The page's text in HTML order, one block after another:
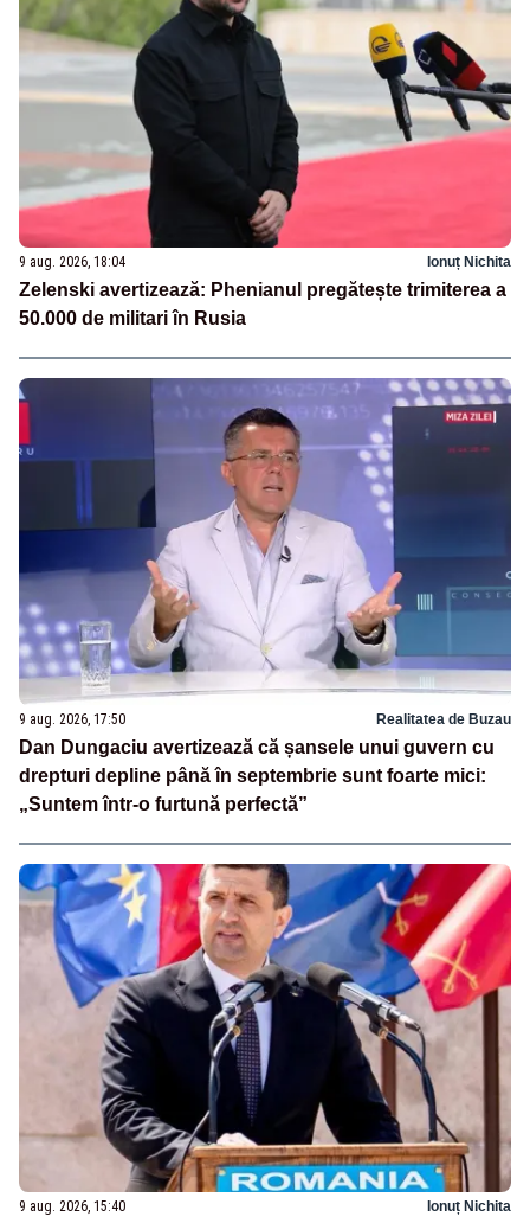
9 aug. 2026, 18:04 Ionuț Nichita
Zelenski avertizează: Phenianul pregătește trimiterea a
50.000 de militari în Rusia
9 aug. 2026, 17:50 Realitatea de Buzau
Dan Dungaciu avertizează că șansele unui guvern cu
drepturi depline până în septembrie sunt foarte mici:
„Suntem într-o furtună perfectă”
9 aug. 2026, 15:40 Ionuț Nichita